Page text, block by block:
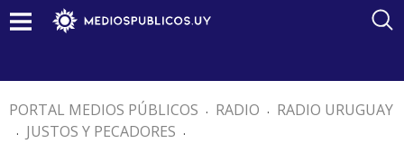
PORTAL MEDIOS PÚBLICOS . RADIO . RADIO URUGUAY
. JUSTOS Y PECADORES .